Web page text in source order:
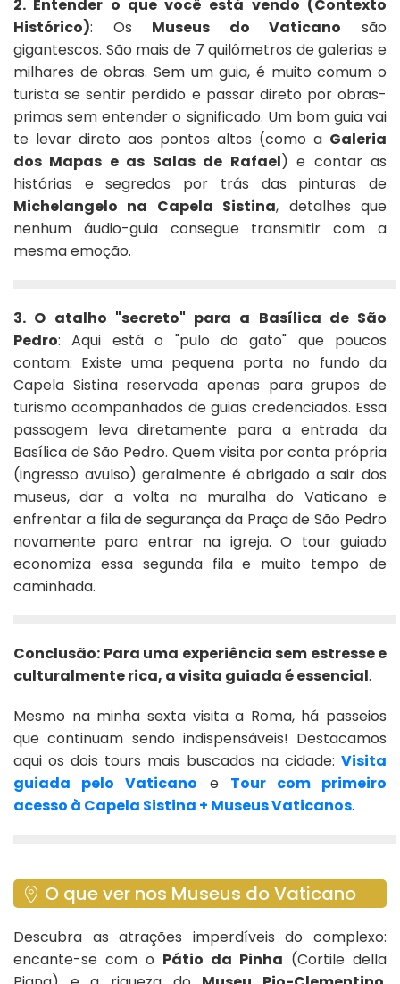
2. Entender o que você está vendo (Contexto
Histórico): Os Museus do Vaticano são
gigantescos. São mais de 7 quilômetros de galerias e
milhares de obras. Sem um guia, é muito comum o
turista se sentir perdido e passar direto por obras-
primas sem entender o significado. Um bom guia vai
te levar direto aos pontos altos (como a Galeria
dos Mapas e as Salas de Rafael) e contar as
histórias e segredos por trás das pinturas de
Michelangelo na Capela Sistina, detalhes que
nenhum áudio-guia consegue transmitir com a
mesma emoção.
3. O atalho "secreto" para a Basílica de São
Pedro: Aqui está o "pulo do gato" que poucos
contam: Existe uma pequena porta no fundo da
Capela Sistina reservada apenas para grupos de
turismo acompanhados de guias credenciados. Essa
passagem leva diretamente para a entrada da
Basílica de São Pedro. Quem visita por conta própria
(ingresso avulso) geralmente é obrigado a sair dos
museus, dar a volta na muralha do Vaticano e
enfrentar a fila de segurança da Praça de São Pedro
novamente para entrar na igreja. O tour guiado
economiza essa segunda fila e muito tempo de
caminhada.
Conclusão: Para uma experiência sem estresse e
culturalmente rica, a visita guiada é essencial.
Mesmo na minha sexta visita a Roma, há passeios
que continuam sendo indispensáveis! Destacamos
aqui os dois tours mais buscados na cidade: Visita
guiada pelo Vaticano e Tour com primeiro
acesso à Capela Sistina + Museus Vaticanos.
O que ver nos Museus do Vaticano
Descubra as atrações imperdíveis do complexo:
encante-se com o Pátio da Pinha (Cortile della